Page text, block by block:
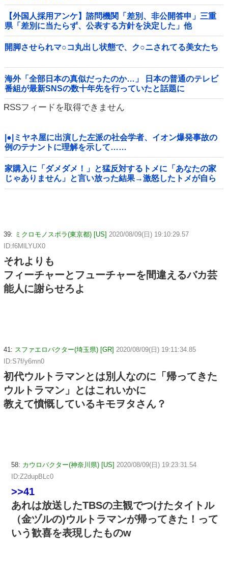
【外国人採用アンケ】諮問機関「差別、非公開答申」三重
県「差別に当たらず、公表する方針を決定した」他
開脚させられマ○コ丸出し状態で、ク○ニされてる美女たち
海外「全部日本の真似だったのか…」 日本の普通のテレビ
番組が最新SNSの数十年先を行っていたと話題に
RSSフィードを取得できません
|●|ミヤネ屋に出演した左派の社会学者、イオン爆発事故の
例のテナントに理解を示して……
家購入に「ダメダメ！」と猛反対するトメに「あなたの家
じゃありません」と言い放った結果→激怒したトメが自ら
〇〇を口にして最高の展開へｗｗｗｗｗｗ
39: ミクロモノスポラ(東京都) [US] 2020/08/09(日) 19:10:29.57
ID:f6MlLYUX0
それよりも
フィーチャーとフューチャーを間違えるバカ芸
能人に謝らせろよ
41: スファエロバクター(埼玉県) [GR] 2020/08/09(日) 19:11:34.85
ID:S7f/y6mn0
初代ウルトラマンとは別人なのに「帰ってきた
ウルトラマン」とはこれいかに
教えて憤慨しているキモヲタさん？
58: カウロバクター(神奈川県) [US] 2020/08/09(日) 19:23:31.54
ID:Z2dupBLc0
>>41
あれは放送したTBSの主観でつけたタイトル
（金ヅルの)ウルトラマンが帰ってきた！って
いう歓喜を表現したものw